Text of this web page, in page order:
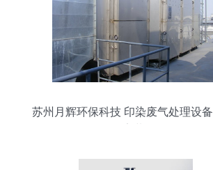
苏州月辉环保科技 印染废气处理设